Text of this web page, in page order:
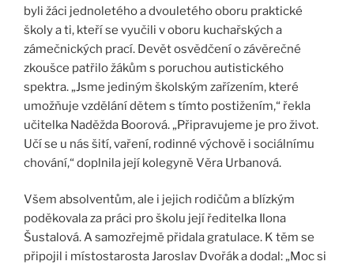
byli žáci jednoletého a dvouletého oboru praktické
školy a ti, kteří se vyučili v oboru kuchařských a
zámečnických prací. Devět osvědčení o závěrečné
zkoušce patřilo žákům s poruchou autistického
spektra. „Jsme jediným školským zařízením, které
umožňuje vzdělání dětem s tímto postižením,“ řekla
učitelka Naděžda Boorová. „Připravujeme je pro život.
Učí se u nás šití, vaření, rodinné výchově i sociálnímu
chování,“ doplnila její kolegyně Věra Urbanová.
Všem absolventům, ale i jejich rodičům a blízkým
poděkovala za práci pro školu její ředitelka Ilona
Šustalová. A samozřejmě přidala gratulace. K těm se
připojil i místostarosta Jaroslav Dvořák a dodal: „Moc si